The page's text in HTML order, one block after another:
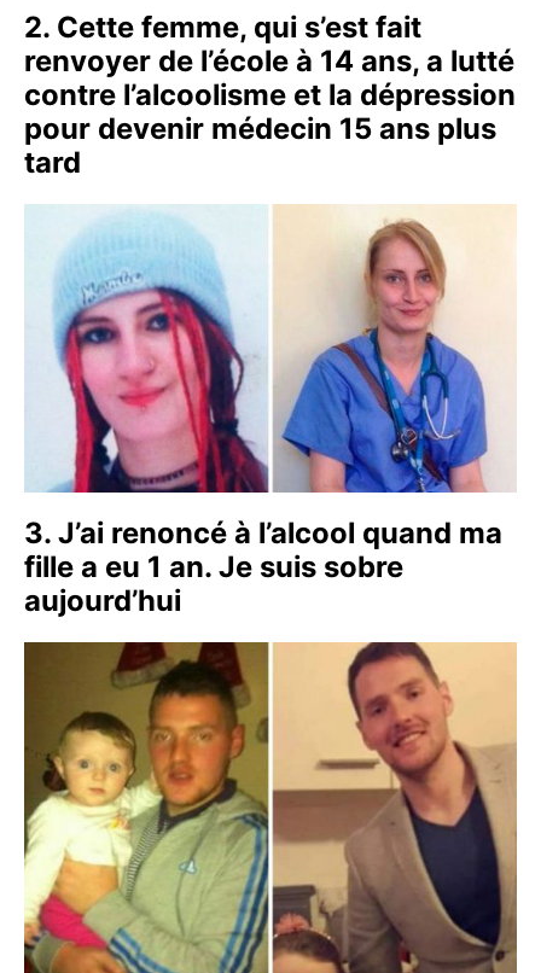
2. Cette femme, qui s’est fait
renvoyer de l’école à 14 ans, a lutté
contre l’alcoolisme et la dépression
pour devenir médecin 15 ans plus
tard
3. J’ai renoncé à l’alcool quand ma
fille a eu 1 an. Je suis sobre
aujourd’hui